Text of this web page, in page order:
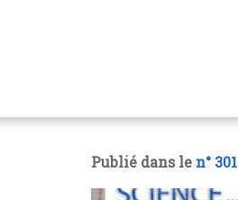
Publié dans le n° 301